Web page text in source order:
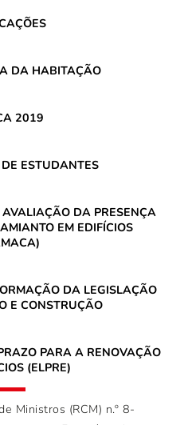
DA HABITAÇÃO
2019
ESTUDANTES
DA PRESENÇA
EM EDIFÍCIOS
DA LEGISLAÇÃO
E CONSTRUÇÃO
PARA A RENOVAÇÃO
(ELPRE)
Ministros (RCM) n.º 8-